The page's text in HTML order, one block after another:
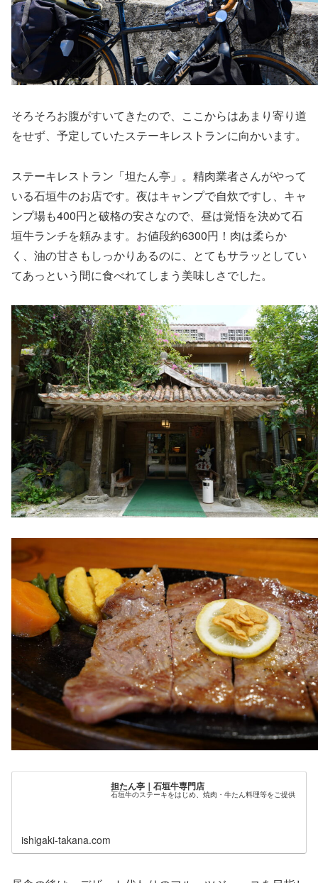
そろそろお腹がすいてきたので、ここからはあまり寄り道
をせず、予定していたステーキレストランに向かいます。
ステーキレストラン「坦たん亭」。精肉業者さんがやって
いる石垣牛のお店です。夜はキャンプで自炊ですし、キャ
ンプ場も400円と破格の安さなので、昼は覚悟を決めて石
垣牛ランチを頼みます。お値段約6300円！肉は柔らか
く、油の甘さもしっかりあるのに、とてもサラッとしてい
てあっという間に食べれてしまう美味しさでした。
担たん亭｜石垣牛専門店
石垣牛のステーキをはじめ、焼肉・牛たん料理等をご提供
ishigaki-takana.com